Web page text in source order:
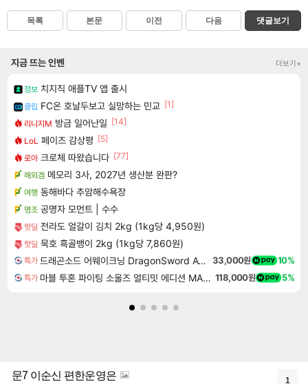
목록 본문 이전 다음 댓글보기
지금 뜨는 인벤 더보기+
정보 치지직 애플TV 앱 출시
클립 FC온 호날두보고 실망하는 민교 [1]
리니지M 방금 일어난일 [14]
LoL 페이즈 감상평 [5]
로아 크로체 따왔습니다 [77]
해외겜 메모리 3사, 2027년 생산분 완판?
여행 동해바다 추암해수욕장
명조 공명자 모먼트 | 수수
핫딜 전라도 얼갈이 김치 2kg (1kg당 4,950원)
핫딜 묵호 흑골뱅이 2kg (1kg당 7,860원)
특가 드래곤소드 어웨이크닝 DragonSword Awakening 33,000원 10%
특가 마블 투혼 파이팅 소울즈 얼티밋 에디션 MARVEL Tokon Fighting Souls Ultimate Edition 118,000원 5%
문7 이순신 편한운영은 1